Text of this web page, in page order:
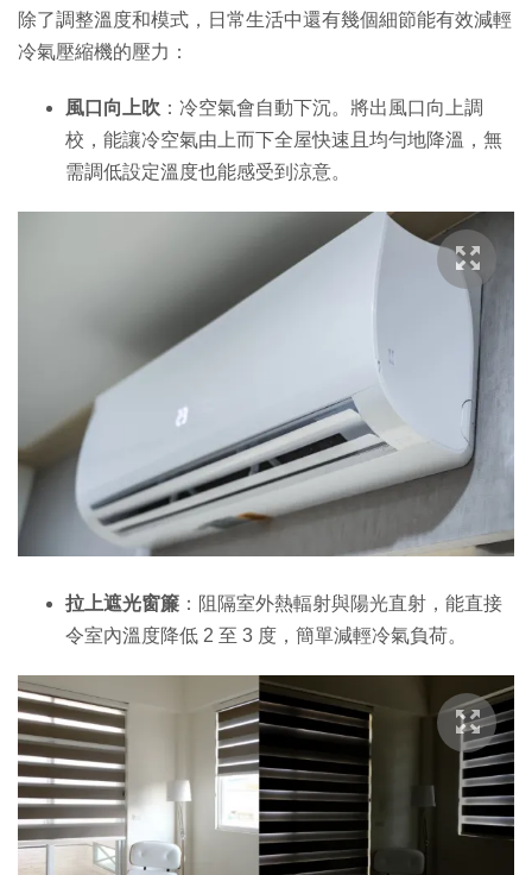
除了調整溫度和模式，日常生活中還有幾個細節能有效減輕
冷氣壓縮機的壓力：
風口向上吹 ：冷空氣會自動下沉。將出風口向上調
校，能讓冷空氣由上而下全屋快速且均勻地降溫，無
需調低設定溫度也能感受到涼意。
拉上遮光窗簾 ：阻隔室外熱輻射與陽光直射，能直接
令室內溫度降低 2 至 3 度，簡單減輕冷氣負荷。